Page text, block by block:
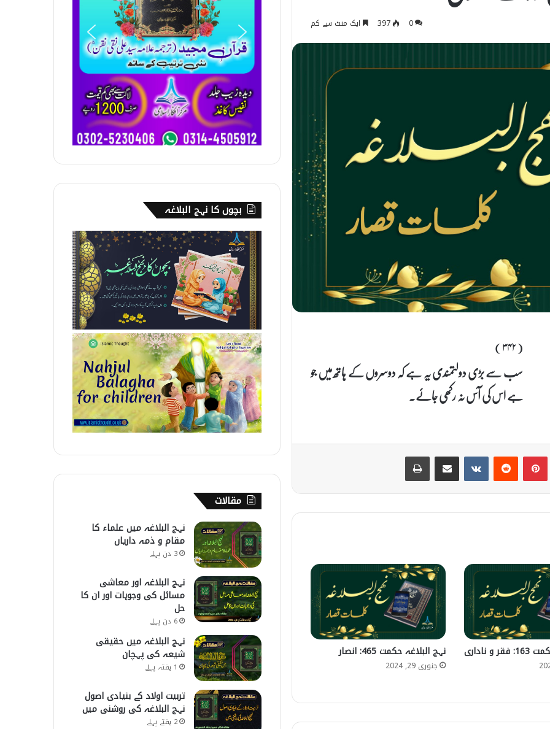
0
397 ایک منٹ سے کم
(۳۴۲)
سب سے بڑی دولتمندی یہ ہے کہ دوسروں کے ہاتھ میں جو
ہے اس کی آس نہ رکھی جائے۔
ناداری نہج البلاغہ حکمت 465: انصار
جنوری 29, 2024
بچوں کا نہج البلاغہ
مقالات
نہج البلاغہ میں علماء کا
مقام و ذمہ داریاں
3 دن پہلے
نہج البلاغہ اور معاشی
مسائل کی وجوہات اور ان کا
حل
6 دن پہلے
نہج البلاغہ میں حقیقی
شیعہ کی پہچان
1 ہفتہ پہلے
تربیت اولاد کے بنیادی اصول
نہج البلاغہ کی روشنی میں
2 ہفتے پہلے